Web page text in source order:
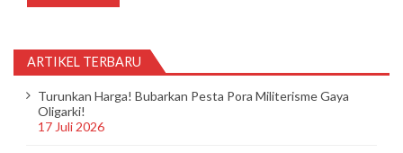
ARTIKEL TERBARU
Turunkan Harga! Bubarkan Pesta Pora Militerisme Gaya
Oligarki!
17 Juli 2026